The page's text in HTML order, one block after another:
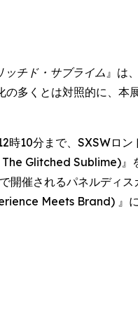
ッチド・サブライム』は
多くとは対照的に、
時10分まで、SXSWロ
Glitched Sublime)』
開催されるパネルディス
Meets Brand) 』に